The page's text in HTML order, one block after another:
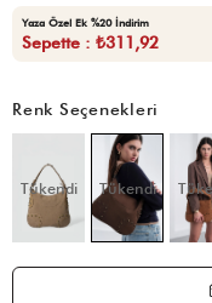
Yaza Özel Ek %20 İndirim
Sepette : ₺311,92
Renk Seçenekleri
Tükendi Tükendi